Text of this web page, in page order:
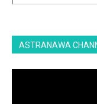
ASTRANAWA